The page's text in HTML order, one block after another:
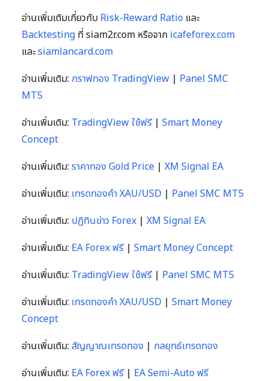
อ่านเพิ่มเติมเกี่ยวกับ Risk-Reward Ratio และ
Backtesting ที่ siam2r.com หรือจาก icafeforex.com
และsiamlancard.com
อ่านเพิ่มเติม: กราฟทอง TradingView | Panel SMC
MT5
อ่านเพิ่มเติม: TradingView ใช้ฟรี| Smart Money
Concept
อ่านเพิ่มเติม: ราคาทอง Gold Price | XM Signal EA
อ่านเพิ่มเติม: เทรดทองคำ XAU/USD | Panel SMC MT5
อ่านเพิ่มเติม: ปฏิทินข่าว Forex | XM Signal EA
อ่านเพิ่มเติม: EA Forex ฟรี| Smart Money Concept
อ่านเพิ่มเติม: TradingView ใช้ฟรี| Panel SMC MT5
อ่านเพิ่มเติม: เทรดทองคำ XAU/USD | Smart Money
Concept
อ่านเพิ่มเติม: สัญญาณเทรดทอง | กลยุทธ์เทรดทอง
อ่านเพิ่มเติม: EA Forex ฟรี| EA Semi-Auto ฟรี